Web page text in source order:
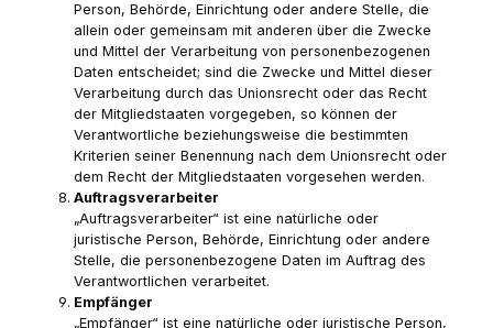
Person, Behörde, Einrichtung oder andere Stelle, die
allein oder gemeinsam mit anderen über die Zwecke
und Mittel der Verarbeitung von personenbezogenen
Daten entscheidet; sind die Zwecke und Mittel dieser
Verarbeitung durch das Unionsrecht oder das Recht
der Mitgliedstaaten vorgegeben, so können der
Verantwortliche beziehungsweise die bestimmten
Kriterien seiner Benennung nach dem Unionsrecht oder
dem Recht der Mitgliedstaaten vorgesehen werden.
Auftragsverarbeiter
„Auftragsverarbeiter“ ist eine natürliche oder
juristische Person, Behörde, Einrichtung oder andere
Stelle, die personenbezogene Daten im Auftrag des
Verantwortlichen verarbeitet.
Empfänger
„Empfänger“ ist eine natürliche oder juristische Person,